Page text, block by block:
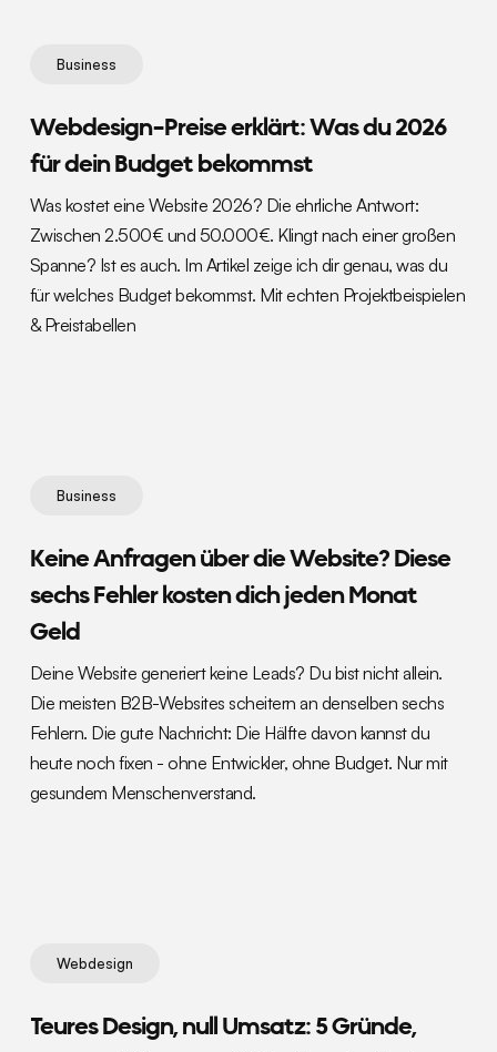
Business
Webdesign-Preise erklärt: Was du 2026
für dein Budget bekommst
Was kostet eine Website 2026? Die ehrliche Antwort:
Zwischen 2.500€ und 50.000€. Klingt nach einer großen
Spanne? Ist es auch. Im Artikel zeige ich dir genau, was du
für welches Budget bekommst. Mit echten Projektbeispielen
& Preistabellen
Business
Keine Anfragen über die Website? Diese
sechs Fehler kosten dich jeden Monat
Geld
Deine Website generiert keine Leads? Du bist nicht allein.
Die meisten B2B-Websites scheitern an denselben sechs
Fehlern. Die gute Nachricht: Die Hälfte davon kannst du
heute noch fixen - ohne Entwickler, ohne Budget. Nur mit
gesundem Menschenverstand.
Webdesign
Teures Design, null Umsatz: 5 Gründe,